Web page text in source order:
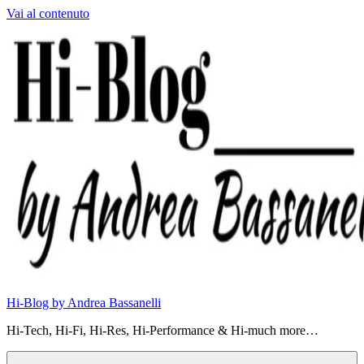
Vai al contenuto
Hi-Blog by Andrea Bassanelli
Hi-Tech, Hi-Fi, Hi-Res, Hi-Performance & Hi-much more…